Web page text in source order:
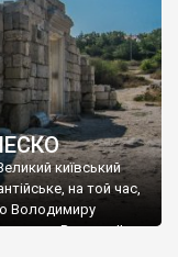
київський
на той час,
Володимиру
Василю ІІ, та